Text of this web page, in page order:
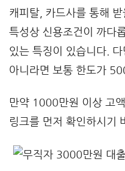
캐피탈, 카드사를 통해
특성상 신용조건이 까다
있는 특징이 있습니다.
아니라면 보통 한도가
만약 1000만원 이상 고
링크를 먼저 확인하시기